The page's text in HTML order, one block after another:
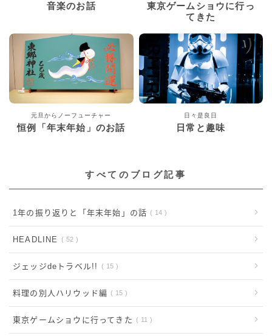
音楽のお話
東京ゲームショウに行っ
てきた
元旦からノーフューチャー
恒例「年末年始」のお話
日々是良日
日常と趣味
すべてのブログ記事
1年の振り返りと「年末年始」の話 14
HEADLINE 52
ジェッジdeトラベル!! 15
料理の別人ハリウッド編 15
東京ゲームショウに行ってきた 11